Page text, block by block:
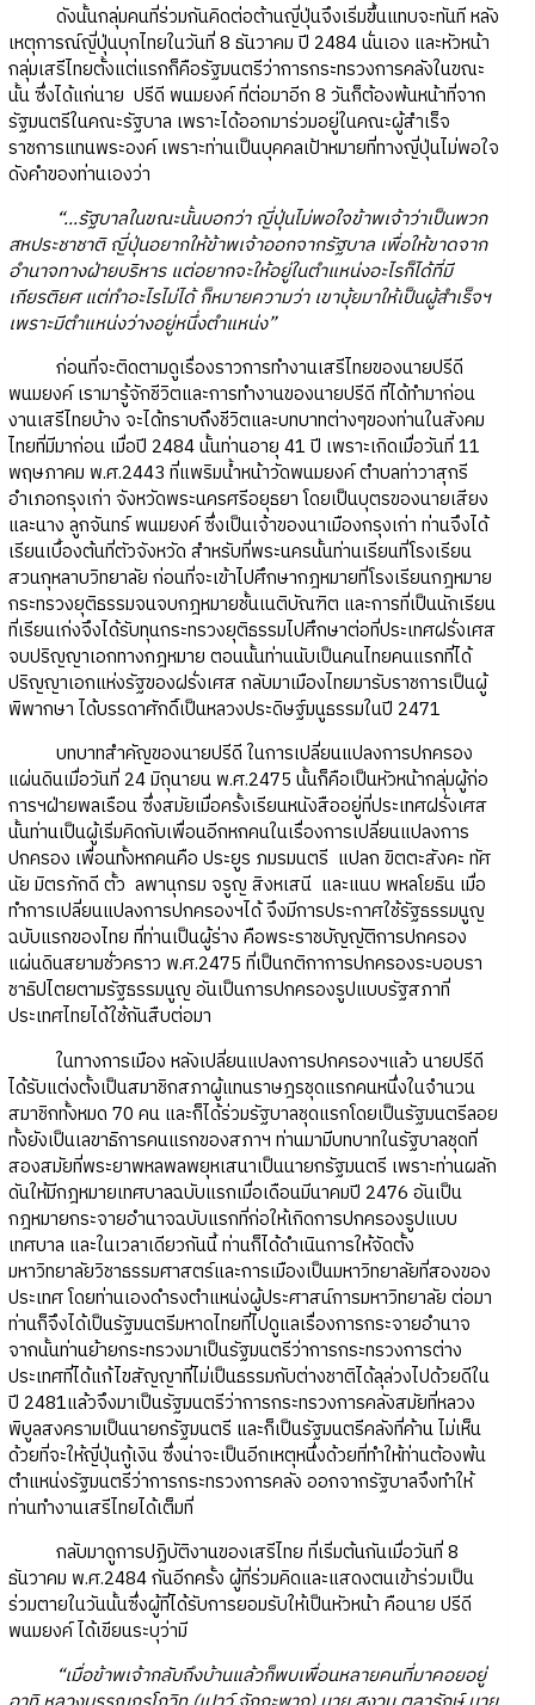
ดังนั้นกลุ่มคนที่ร่วมกันคิดต่อต้านญี่ปุ่นจึงเริ่มขึ้นแทบจะทันที หลัง
เหตุการณ์ญี่ปุ่นบุกไทยในวันที่ 8 ธันวาคม ปี 2484 นั่นเอง และหัวหน้า
กลุ่มเสรีไทยตั้งแต่แรกก็คือรัฐมนตรีว่าการกระทรวงการคลังในขณะ
นั้น ซึ่งได้แก่นาย ปรีดี พนมยงค์ ที่ต่อมาอีก 8 วันก็ต้องพ้นหน้าที่จาก
รัฐมนตรีในคณะรัฐบาล เพราะได้ออกมาร่วมอยู่ในคณะผู้สำเร็จ
ราชการแทนพระองค์ เพราะท่านเป็นบุคคลเป้าหมายที่ทางญี่ปุ่นไม่พอใจ
ดังคำของท่านเองว่า
“...รัฐบาลในขณะนั้นบอกว่า ญี่ปุ่นไม่พอใจข้าพเจ้าว่าเป็นพวก
สหประชาชาติ ญี่ปุ่นอยากให้ข้าพเจ้าออกจากรัฐบาล เพื่อให้ขาดจาก
อำนาจทางฝ่ายบริหาร แต่อยากจะให้อยู่ในตำแหน่งอะไรก็ได้ที่มี
เกียรติยศ แต่ทำอะไรไม่ได้ ก็หมายความว่า เขาบุ้ยมาให้เป็นผู้สำเร็จฯ
เพราะมีตำแหน่งว่างอยู่หนึ่งตำแหน่ง”
ก่อนที่จะติดตามดูเรื่องราวการทำงานเสรีไทยของนายปรีดี
พนมยงค์ เรามารู้จักชีวิตและการทำงานของนายปรีดี ที่ได้ทำมาก่อน
งานเสรีไทยบ้าง จะได้ทราบถึงชีวิตและบทบาทต่างๆของท่านในสังคม
ไทยที่มีมาก่อน เมื่อปี 2484 นั้นท่านอายุ 41 ปี เพราะเกิดเมื่อวันที่ 11
พฤษภาคม พ.ศ.2443 ที่แพริมน้ำหน้าวัดพนมยงค์ ตำบลท่าวาสุกรี
อำเภอกรุงเก่า จังหวัดพระนครศรีอยุธยา โดยเป็นบุตรของนายเสียง
และนาง ลูกจันทร์ พนมยงค์ ซึ่งเป็นเจ้าของนาเมืองกรุงเก่า ท่านจึงได้
เรียนเบื้องต้นที่ตัวจังหวัด สำหรับที่พระนครนั้นท่านเรียนที่โรงเรียน
สวนกุหลาบวิทยาลัย ก่อนที่จะเข้าไปศึกษากฎหมายที่โรงเรียนกฎหมาย
กระทรวงยุติธรรมจนจบกฎหมายชั้นเนติบัณฑิต และการที่เป็นนักเรียน
ที่เรียนเก่งจึงได้รับทุนกระทรวงยุติธรรมไปศึกษาต่อที่ประเทศฝรั่งเศส
จบปริญญาเอกทางกฎหมาย ตอนนั้นท่านนับเป็นคนไทยคนแรกที่ได้
ปริญญาเอกแห่งรัฐของฝรั่งเศส กลับมาเมืองไทยมารับราชการเป็นผู้
พิพากษา ได้บรรดาศักดิ์เป็นหลวงประดิษฐ์มนูธรรมในปี 2471
บทบาทสำคัญของนายปรีดี ในการเปลี่ยนแปลงการปกครอง
แผ่นดินเมื่อวันที่ 24 มิถุนายน พ.ศ.2475 นั้นก็คือเป็นหัวหน้ากลุ่มผู้ก่อ
การฯฝ่ายพลเรือน ซึ่งสมัยเมื่อครั้งเรียนหนังสืออยู่ที่ประเทศฝรั่งเศส
นั้นท่านเป็นผู้เริ่มคิดกับเพื่อนอีกหกคนในเรื่องการเปลี่ยนแปลงการ
ปกครอง เพื่อนทั้งหกคนคือ ประยูร ภมรมนตรี แปลก ขิตตะสังคะ ทัศ
นัย มิตรภักดี ตั้ว ลพานุกรม จรูญ สิงหเสนี และแนบ พหลโยธิน เมื่อ
ทำการเปลี่ยนแปลงการปกครองฯได้ จึงมีการประกาศใช้รัฐธรรมนูญ
ฉบับแรกของไทย ที่ท่านเป็นผู้ร่าง คือพระราชบัญญัติการปกครอง
แผ่นดินสยามชั่วคราว พ.ศ.2475 ที่เป็นกติกาการปกครองระบอบรา
ชาธิปไตยตามรัฐธรรมนูญ อันเป็นการปกครองรูปแบบรัฐสภาที่
ประเทศไทยได้ใช้กันสืบต่อมา
ในทางการเมือง หลังเปลี่ยนแปลงการปกครองฯแล้ว นายปรีดี
ได้รับแต่งตั้งเป็นสมาชิกสภาผู้แทนราษฎรชุดแรกคนหนึ่งในจำนวน
สมาชิกทั้งหมด 70 คน และก็ได้ร่วมรัฐบาลชุดแรกโดยเป็นรัฐมนตรีลอย
ทั้งยังเป็นเลขาธิการคนแรกของสภาฯ ท่านมามีบทบาทในรัฐบาลชุดที่
สองสมัยที่พระยาพหลพลพยุหเสนาเป็นนายกรัฐมนตรี เพราะท่านผลัก
ดันให้มีกฎหมายเทศบาลฉบับแรกเมื่อเดือนมีนาคมปี 2476 อันเป็น
กฎหมายกระจายอำนาจฉบับแรกที่ก่อให้เกิดการปกครองรูปแบบ
เทศบาล และในเวลาเดียวกันนี้ ท่านก็ได้ดำเนินการให้จัดตั้ง
มหาวิทยาลัยวิชาธรรมศาสตร์และการเมืองเป็นมหาวิทยาลัยที่สองของ
ประเทศ โดยท่านเองดำรงตำแหน่งผู้ประศาสน์การมหาวิทยาลัย ต่อมา
ท่านก็จึงได้เป็นรัฐมนตรีมหาดไทยที่ไปดูแลเรื่องการกระจายอำนาจ
จากนั้นท่านย้ายกระทรวงมาเป็นรัฐมนตรีว่าการกระทรวงการต่าง
ประเทศที่ได้แก้ไขสัญญาที่ไม่เป็นธรรมกับต่างชาติได้ลุล่วงไปด้วยดีใน
ปี 2481แล้วจึงมาเป็นรัฐมนตรีว่าการกระทรวงการคลังสมัยที่หลวง
พิบูลสงครามเป็นนายกรัฐมนตรี และก็เป็นรัฐมนตรีคลังที่ค้าน ไม่เห็น
ด้วยที่จะให้ญี่ปุ่นกู้เงิน ซึ่งน่าจะเป็นอีกเหตุหนึ่งด้วยที่ทำให้ท่านต้องพ้น
ตำแหน่งรัฐมนตรีว่าการกระทรวงการคลัง ออกจากรัฐบาลจึงทำให้
ท่านทำงานเสรีไทยได้เต็มที่
กลับมาดูการปฏิบัติงานของเสรีไทย ที่เริ่มต้นกันเมื่อวันที่ 8
ธันวาคม พ.ศ.2484 กันอีกครั้ง ผู้ที่ร่วมคิดและแสดงตนเข้าร่วมเป็น
ร่วมตายในวันนั้นซึ่งผู้ที่ได้รับการยอมรับให้เป็นหัวหน้า คือนาย ปรีดี
พนมยงค์ ได้เขียนระบุว่ามี
“เมื่อข้าพเจ้ากลับถึงบ้านแล้วก็พบเพื่อนหลายคนที่มาคอยอยู่